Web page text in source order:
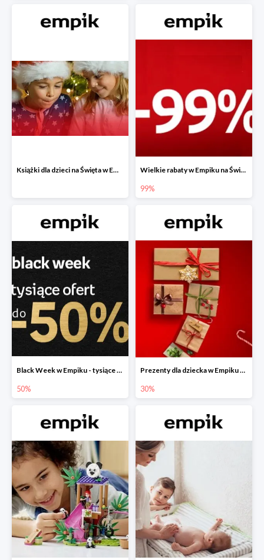
Książki dla dzieci na Święta w Empiku do -40% Wielkie rabaty w Empiku na Święta - piąty produkt -99%
99%
Black Week w Empiku - tysiące produktów do -50%
50%
Prezenty dla dziecka w Empiku do -30%
30%